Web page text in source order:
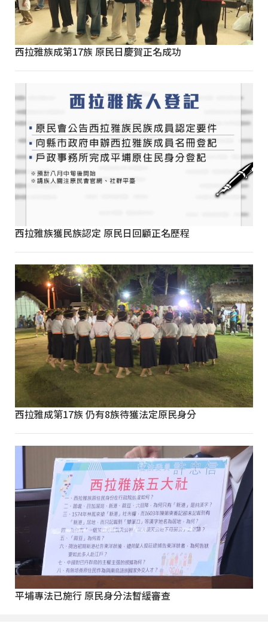
西拉雅族成第17族 原民日慶賀正名成功
西拉雅族獲民族認定 原民日回顧正名歷程
西拉雅成第17族 仍有8族待獲法定原民身分
平埔專法已施行 原民身分法暫緩審查